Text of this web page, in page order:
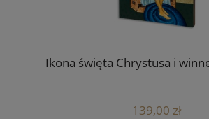
Ikona święta Chrystusa i
139,00 zł